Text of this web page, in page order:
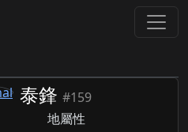
泰鋒 #159
地屬性